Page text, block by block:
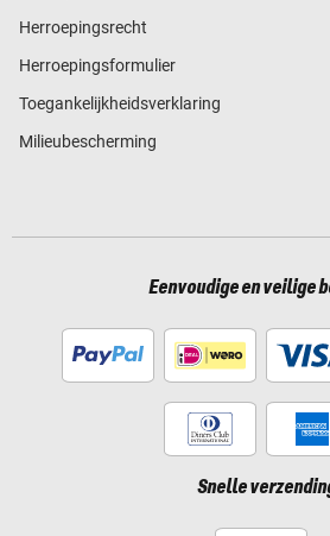
Herroepingsrecht
Herroepingsformulier
Toegankelijkheidsverklaring
Milieubescherming
Eenvoudige en veilige
Snelle